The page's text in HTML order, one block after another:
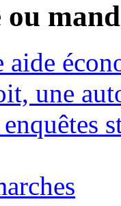
aide
une